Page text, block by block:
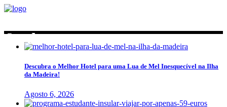
Descubra o Melhor Hotel para uma Lua de Mel Inesquecível na Ilha
da Madeira!
Agosto 6, 2026
Nordeste